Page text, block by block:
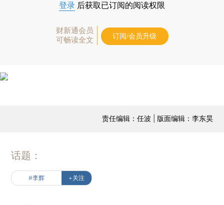
登录 后获取已订阅的阅读权限
财新通会员
可畅读全文
订阅/会员升级
责任编辑：任波 | 版面编辑：李东昊
话题：
#李辉 +关注